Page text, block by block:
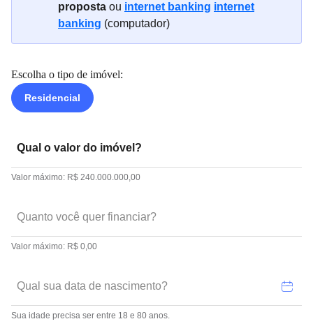
proposta ou internet banking internet
banking (computador)
Escolha o tipo de imóvel:
Residencial
Valor máximo: R$ 240.000.000,00
Valor máximo: R$ 0,00
Sua idade precisa ser entre 18 e 80 anos.